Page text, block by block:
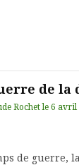
de la
Rochet le 6 avril
de guerre,